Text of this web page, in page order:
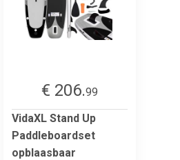
€ 206.99
VidaXL Stand Up
Paddleboardset
opblaasbaar